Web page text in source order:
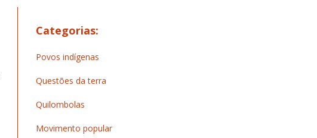
Categorias:
Povos indígenas
Questões da terra
Quilombolas
Movimento popular